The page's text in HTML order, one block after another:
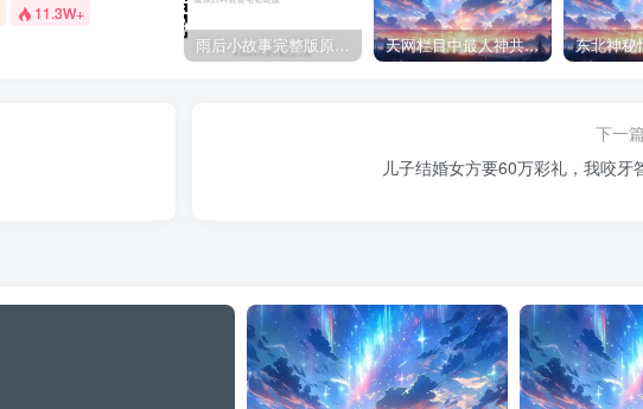
11.3W+
雨后小故事完整版原片动态图（图+文字解说版） 天网栏目中最人神共愤的一期《消失的夫妻》
下一篇
儿子结婚女方要60万彩礼，我咬牙